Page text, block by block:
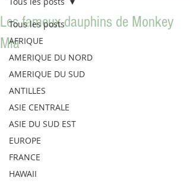
Tous les posts
AFRIQUE
AMERIQUE DU NORD
AMERIQUE DU SUD
ANTILLES
ASIE CENTRALE
ASIE DU SUD EST
EUROPE
FRANCE
HAWAII
Les fameux dauphins de Monkey
Mia